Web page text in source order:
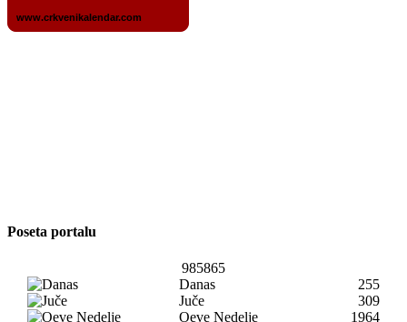
Poseta portalu
985865
Danas
255
Juče
309
Oeve Nedelje
1964